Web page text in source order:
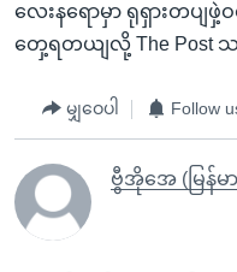
လေးနရောမှာ ရုရှားတပျဖှဲ့
တှေ့ရတယျလို့ The Post သ
မျှဝေပါ Follow
ဗွီအိုအေ (မြန်မ